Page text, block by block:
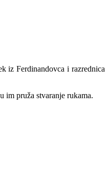
iz Ferdinandovca i razrednica
im pruža stvaranje rukama.